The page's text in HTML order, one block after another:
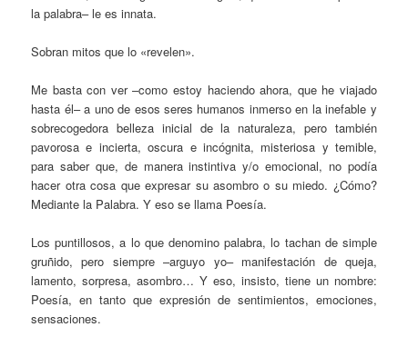
la palabra– le es innata.
Sobran mitos que lo «revelen».
Me basta con ver –como estoy haciendo ahora, que he viajado
hasta él– a uno de esos seres humanos inmerso en la inefable y
sobrecogedora belleza inicial de la naturaleza, pero también
pavorosa e incierta, oscura e incógnita, misteriosa y temible,
para saber que, de manera instintiva y/o emocional, no podía
hacer otra cosa que expresar su asombro o su miedo. ¿Cómo?
Mediante la Palabra. Y eso se llama Poesía.
Los puntillosos, a lo que denomino palabra, lo tachan de simple
gruñido, pero siempre –arguyo yo– manifestación de queja,
lamento, sorpresa, asombro… Y eso, insisto, tiene un nombre:
Poesía, en tanto que expresión de sentimientos, emociones,
sensaciones.